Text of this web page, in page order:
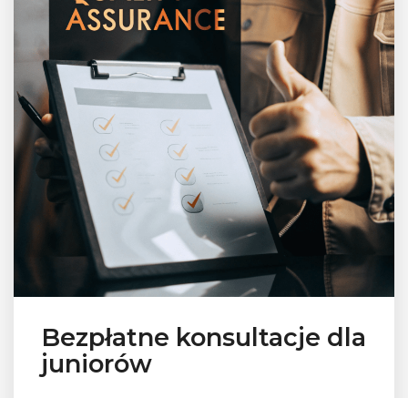
Bezpłatne konsultacje dla
juniorów